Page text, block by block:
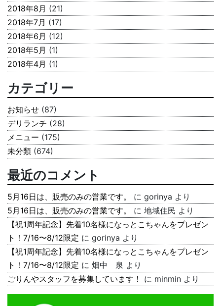
2018年8月 (21)
2018年7月 (17)
2018年6月 (12)
2018年5月 (1)
2018年4月 (1)
カテゴリー
お知らせ (87)
デリランチ (28)
メニュー (175)
未分類 (674)
最近のコメント
5月16日は、販売のみの営業です。 に gorinya より
5月16日は、販売のみの営業です。
に 地域住民 より
【祝1周年記念】先着10名様になっとこちゃんをプレゼン
ト！7/16〜8/12限定 に gorinya より
【祝1周年記念】先着10名様になっとこちゃんをプレゼン
ト！7/16〜8/12限定 に 畑中 泉 より
ごりんやスタッフを募集しています！
に minmin より